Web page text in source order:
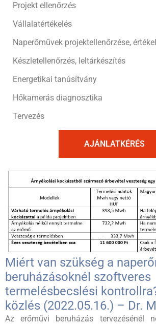
Projekt ellenőrzés
Vállalatértékelés
Naperőművek projektellenőrzése,
Készletellenőrzés, leltárkészítés
Energetikai tanúsítvány
Hőkamerás diagnosztika
Tervezés
AJÁNLATKÉRÉS
Miért van szükség a
beruházásoknél szoftveres
termelésbecslési
közlés (2022.05.16.) – Dr.
Az erőművi beruházás tervezésénél